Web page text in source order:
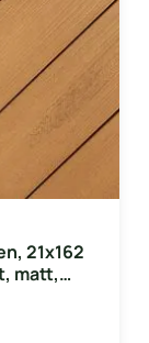
21x162
matt,